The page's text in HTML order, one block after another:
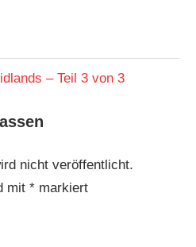
– Teil 3 von 3
nicht veröffentlicht.
mit* markiert